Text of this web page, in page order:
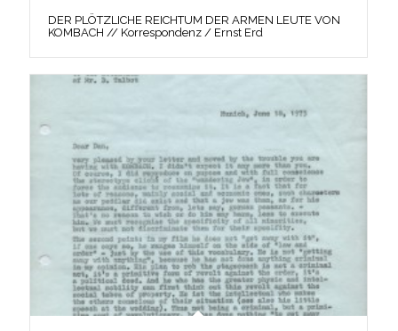
DER PLÖTZLICHE REICHTUM DER ARMEN LEUTE VON
KOMBACH // Korrespondenz / Ernst Erd